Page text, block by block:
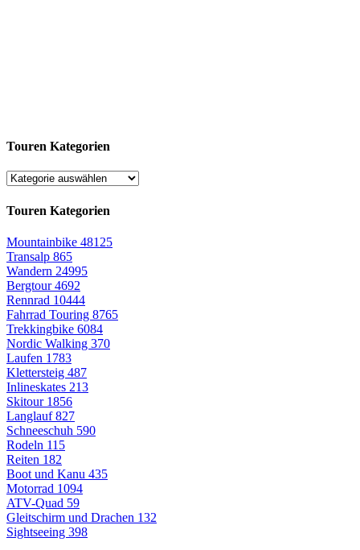
Touren Kategorien
Touren Kategorien
Mountainbike 48125
Transalp 865
Wandern 24995
Bergtour4692
Rennrad 10444
Fahrrad Touring 8765
Trekkingbike 6084
Nordic Walking 370
Laufen 1783
Klettersteig 487
Inlineskates 213
Skitour 1856
Langlauf827
Schneeschuh 590
Rodeln 115
Reiten 182
Boot und Kanu 435
Motorrad 1094
ATV-Quad 59
Gleitschirm und Drachen 132
Sightseeing 398